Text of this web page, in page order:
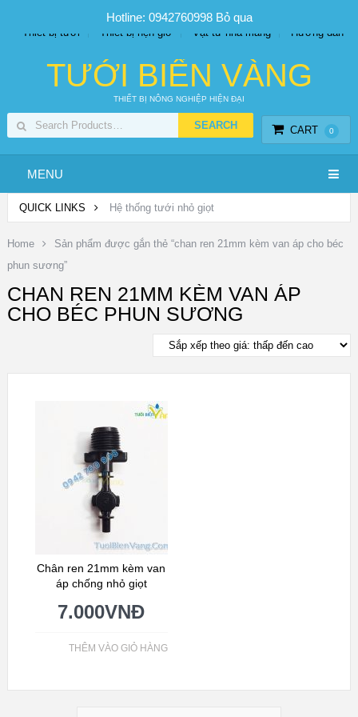
SP PHUN SƯƠNG GIÁ TỐT Bộ KIT tưới
Thiết bị tưới
Thiết bị hẹn giờ Vật tư nhà màng Hướng dẫn
TƯỚI BIỂN VÀNG
THIẾT BỊ NÔNG NGHIỆP HIỆN ĐẠI
CART 0
MENU
QUICK LINKS Hệ thống tưới nhỏ giọt
Home
Sản phẩm được gắn thẻ “chan ren 21mm kèm van áp cho béc
phun sương”
CHAN REN 21MM KÈM VAN ÁP
CHO BÉC PHUN SƯƠNG
Chân ren 21mm kèm van
áp chống nhỏ giọt
7.000VNĐ
THÊM VÀO GIỎ HÀNG
Hotline: 0942760998 Bỏ qua